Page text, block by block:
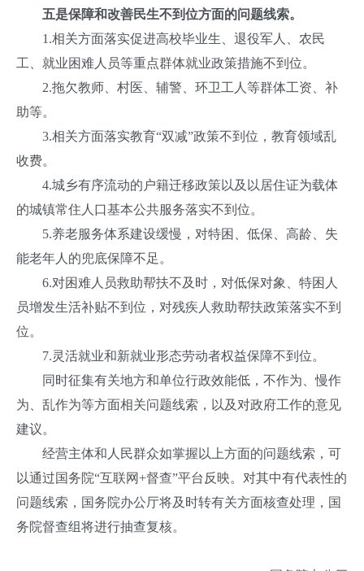
五是保障和改善民生不到位方面的问题线索。
1.相关方面落实促进高校毕业生、退役军人、农民
工、就业困难人员等重点群体就业政策措施不到位。
2.拖欠教师、村医、辅警、环卫工人等群体工资、补
助等。
3.相关方面落实教育“双减”政策不到位，教育领域乱
收费。
4.城乡有序流动的户籍迁移政策以及以居住证为载体
的城镇常住人口基本公共服务落实不到位。
5.养老服务体系建设缓慢，对特困、低保、高龄、失
能老年人的兜底保障不足。
6.对困难人员救助帮扶不及时，对低保对象、特困人
员增发生活补贴不到位，对残疾人救助帮扶政策落实不到
位。
7.灵活就业和新就业形态劳动者权益保障不到位。
同时征集有关地方和单位行政效能低，不作为、慢作
为、乱作为等方面相关问题线索，以及对政府工作的意见
建议。
经营主体和人民群众如掌握以上方面的问题线索，可
以通过国务院“互联网+督查”平台反映。对其中有代表性的
问题线索，国务院办公厅将及时转有关方面核查处理，国
务院督查组将进行抽查复核。